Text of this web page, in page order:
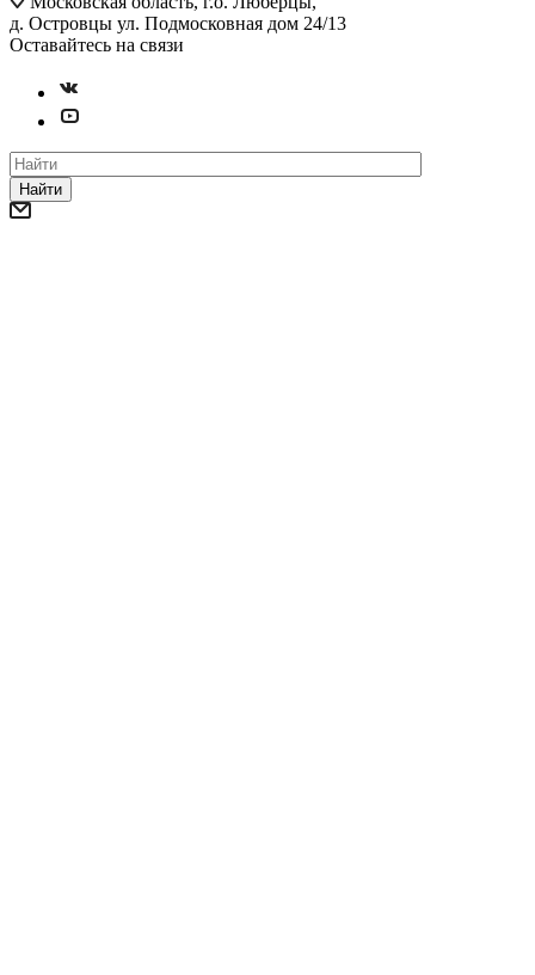
д. Островцы ул. Подмосковная дом 24/13
Оставайтесь на связи
Найти